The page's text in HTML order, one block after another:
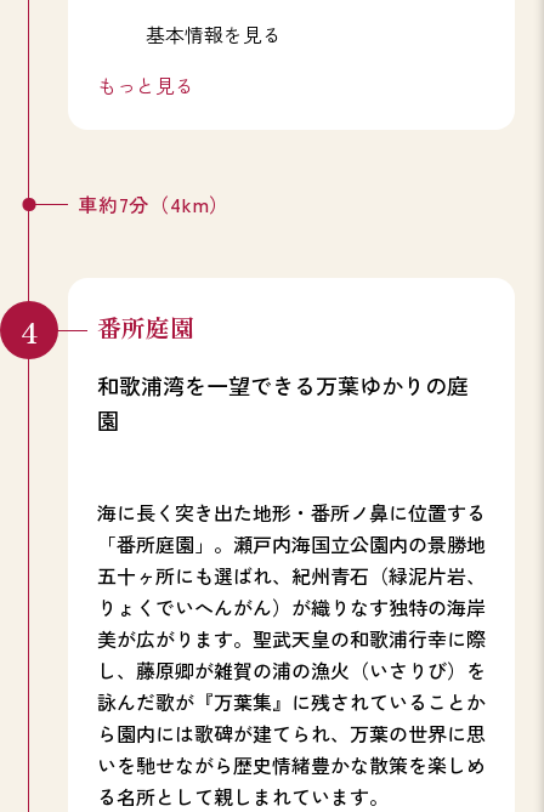
基本情報を見る
もっと見る
車約7分（4km）
番所庭園
和歌浦湾を一望できる万葉ゆかりの庭
園
海に長く突き出た地形・番所ノ鼻に位置する
「番所庭園」。瀬戸内海国立公園内の景勝地
五十ヶ所にも選ばれ、紀州青石（緑泥片岩、
りょくでいへんがん）が織りなす独特の海岸
美が広がります。聖武天皇の和歌浦行幸に際
し、藤原卿が雑賀の浦の漁火（いさりび）を
詠んだ歌が『万葉集』に残されていることか
ら園内には歌碑が建てられ、万葉の世界に思
いを馳せながら歴史情緒豊かな散策を楽しめ
る名所として親しまれています。